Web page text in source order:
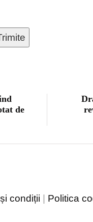
de
condiții | Politica